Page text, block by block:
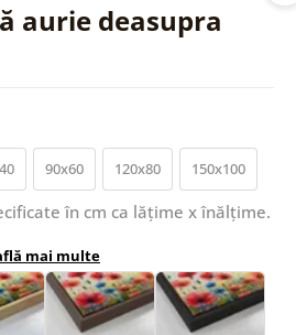
aurie deasupra
90x60 120x80 150x100
în cm ca lățime x înălțime.
mai multe